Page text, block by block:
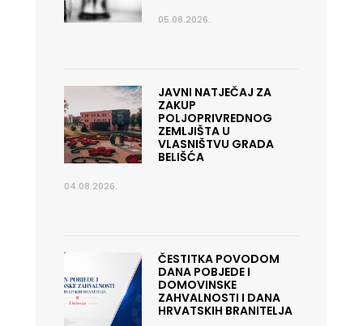
05.08.2026.
JAVNI NATJEČAJ ZA
ZAKUP
POLJOPRIVREDNOG
ZEMLJIŠTA U
VLASNIŠTVU GRADA
BELIŠĆA
04.08.2026.
ČESTITKA POVODOM
DANA POBJEDE I
DOMOVINSKE
ZAHVALNOSTI I DANA
HRVATSKIH BRANITELJA